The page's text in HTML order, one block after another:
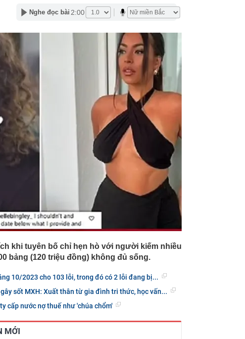
kín suốt 15 năm trên iPhone
đang được dùng theo 1 cách rất khác
khả năng tích tụ kim loại nặng, người Việt
trước khi sử dụng
trở lại của học sinh 34 tỉnh, thành phố sau kỳ
món nào cũng có hành lá?
câu nói này đủ sức khiến mối quan hệ phụ
khăng khít, con trẻ được hưởng lợi!
phá hủy hệ thống phòng không 15 triệu USD
hát Chèo Quân đội mua ô tô tặng sinh nhật
gần 100 lần phạt nguội do chạy quá tốc độ quy
vi phạm 21 lần
bội vì lộ tin về kho đạn dược Mỹ
Nghe đọc bài 2:00
khi tuyên bố chỉ hẹn hò với người kiếm nhiều
bảng (120 triệu đồng) không đủ sống.
10/2023 cho 103 lỗi, trong đó có 2 lỗi đang bị...
sốt MXH: Xuất thân từ gia đình tri thức, học vấn...
cấp nước nợ thuế như 'chúa chổm'
MỚI